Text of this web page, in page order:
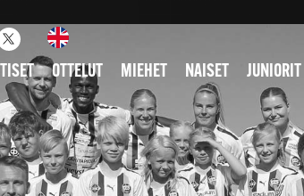
OTTELUT MIEHET NAISET JUNIORIT